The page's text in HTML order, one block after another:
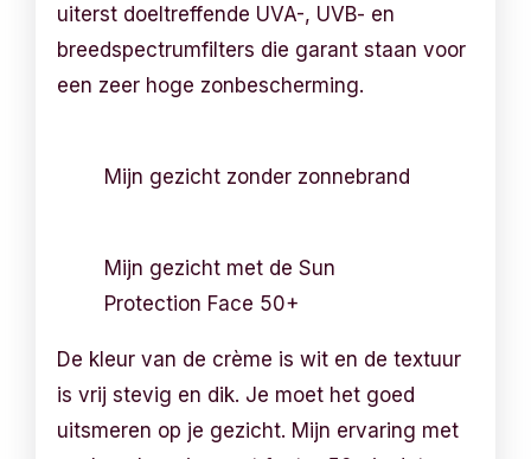
uiterst doeltreffende UVA-, UVB- en
breedspectrumfilters die garant staan voor
een zeer hoge zonbescherming.
Mijn gezicht zonder zonnebrand
Mijn gezicht met de Sun
Protection Face 50+
De kleur van de crème is wit en de textuur
is vrij stevig en dik. Je moet het goed
uitsmeren op je gezicht. Mijn ervaring met